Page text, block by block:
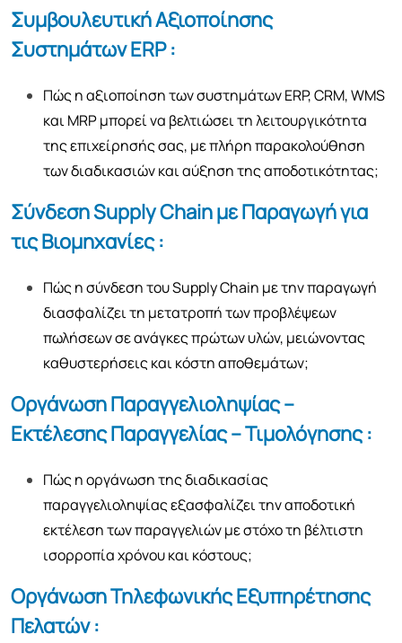
Συμβουλευτική Αξιοποίησης
Συστημάτων ERP :
Πώς η αξιοποίηση των συστημάτων ERP, CRM, WMS
και MRP μπορεί να βελτιώσει τη λειτουργικότητα
της επιχείρησής σας, με πλήρη παρακολούθηση
των διαδικασιών και αύξηση της αποδοτικότητας;
Σύνδεση Supply Chain με Παραγωγή για
τις Βιομηχανίες :
Πώς η σύνδεση του Supply Chain με την παραγωγή
διασφαλίζει τη μετατροπή των προβλέψεων
πωλήσεων σε ανάγκες πρώτων υλών, μειώνοντας
καθυστερήσεις και κόστη αποθεμάτων;
Οργάνωση Παραγγελιοληψίας –
Εκτέλεσης Παραγγελίας – Τιμολόγησης :
Πώς η οργάνωση της διαδικασίας
παραγγελιοληψίας εξασφαλίζει την αποδοτική
εκτέλεση των παραγγελιών με στόχο τη βέλτιστη
ισορροπία χρόνου και κόστους;
Οργάνωση Τηλεφωνικής Εξυπηρέτησης
Πελατών :